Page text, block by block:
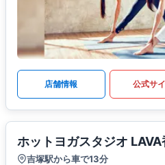
店舗情報 公式サ
ホットヨガスタジオ LAVA
吉塚駅から車で13分